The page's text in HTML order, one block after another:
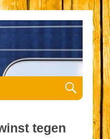
tegen